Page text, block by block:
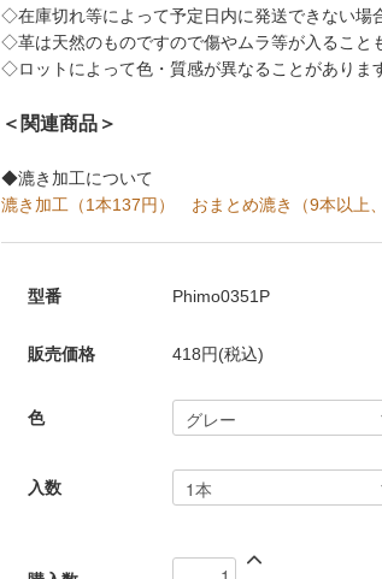
◇在庫切れ等によって予定日内に発送できない場
◇革は天然のものですので傷やムラ等が入ること
◇ロットによって色・質感が異なることがありま
＜関連商品＞
◆漉き加工について
漉き加工（1本137円）
おまとめ漉き（9本以上
型番 Phimo0351P
販売価格 418円(税込)
色
入数